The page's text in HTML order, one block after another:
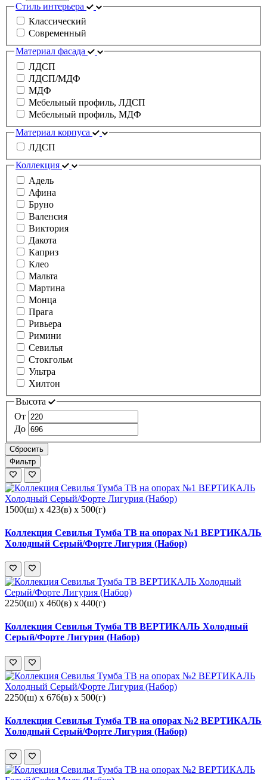
Стиль интерьера
Классический
Современный
Материал фасада
ЛДСП
ЛДСП/МДФ
МДФ
Мебельный профиль, ЛДСП
Мебельный профиль, МДФ
Материал корпуса
ЛДСП
Коллекция
Адель
Афина
Бруно
Валенсия
Виктория
Дакота
Каприз
Клео
Мальта
Мартина
Монца
Прага
Ривьера
Римини
Севилья
Стокгольм
Ультра
Хилтон
Высота
От
До
Сбросить
Фильтр
1500(ш) x 423(в) x 500(г)
Коллекция Севилья Тумба ТВ на опорах №1 ВЕРТИКАЛЬ
Холодный Серый/Форте Лигурия (Набор)
2250(ш) x 460(в) x 440(г)
Коллекция Севилья Тумба ТВ ВЕРТИКАЛЬ Холодный
Серый/Форте Лигурия (Набор)
2250(ш) x 676(в) x 500(г)
Коллекция Севилья Тумба ТВ на опорах №2 ВЕРТИКАЛЬ
Холодный Серый/Форте Лигурия (Набор)